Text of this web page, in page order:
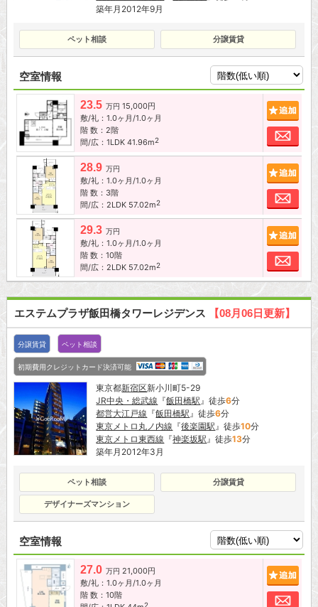
築年月2012年9月
ペット相談 分譲賃貸
空室情報
23.5 万円 15,000円
敷/礼：1.0ヶ月/1.0ヶ月
階 数：2階
間/広：1LDK 41.96m2
お
28.9 万円
敷/礼：1.0ヶ月/1.0ヶ月
階 数：3階
間/広：2LDK 57.02m2
お
29.3 万円
敷/礼：1.0ヶ月/1.0ヶ月
階 数：10階
間/広：2LDK 57.02m2
お
エステムプラザ飯田橋タワーレジデンス 【08月06日更新】
分譲賃貸 ペット相談
初期費用クレジットカード決済可能
東京都新宿区新小川町5-29
JR中央・総武線 『飯田橋駅 』徒歩6分
都営大江戸線 『飯田橋駅 』徒歩6分
東京メトロ丸ノ内線 『後楽園駅 』徒歩10分
東京メトロ東西線 『神楽坂駅 』徒歩13分
築年月2012年3月
ペット相談 分譲賃貸
デザイナーズマンション
空室情報
27.0 万円 21,000円
敷/礼：1.0ヶ月/1.0ヶ月
階 数：10階
2
お